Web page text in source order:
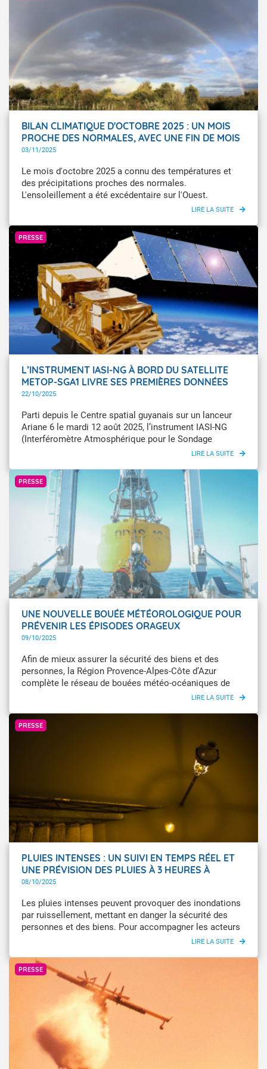
envergure, inédite pour ces territoires, pour répondre à
leurs besoins de connaissance sur le changement
climatique et soutenir les stratégies d’adaptation
locales.
BILAN CLIMATIQUE D'OCTOBRE 2025 : UN MOIS
PROCHE DES NORMALES, AVEC UNE FIN DE MOIS
AGITÉE
03/11/2025
Le mois d'octobre 2025 a connu des températures et
des précipitations proches des normales.
L'ensoleillement a été excédentaire sur l'Ouest.
PRESSE
CNES/ill./REGY Michel
L’INSTRUMENT IASI-NG À BORD DU SATELLITE
METOP-SGA1 LIVRE SES PREMIÈRES DONNÉES
22/10/2025
Parti depuis le Centre spatial guyanais sur un lanceur
Ariane 6 le mardi 12 août 2025, l’instrument IASI-NG
(Interféromètre Atmosphérique pour le Sondage
Infrarouge Nouvelle génération) qui équipe le satellite
mesures de sondage de l‘atmosphère.
PRESSE
Météo-France / Eddy Duluc
UNE NOUVELLE BOUÉE MÉTÉOROLOGIQUE POUR
PRÉVENIR LES ÉPISODES ORAGEUX
09/10/2025
Afin de mieux assurer la sécurité des biens et des
personnes, la Région Provence-Alpes-Côte d’Azur
complète le réseau de bouées météo-océaniques de
Météo-France en Méditerranée. En complément de
financées par l’État pour le suivi des phénomènes, la
Région renforce ce réseau afin de mieux prendre en
compte les enjeux de sécurité météorologique des
personnes et des biens matériels en Provence-Alpes-
PRESSE
L'Œil du Climat / François A.
PLUIES INTENSES : UN SUIVI EN TEMPS RÉEL ET
UNE PRÉVISION DES PLUIES À 3 HEURES À
L'ÉCHELLE DES COMMUNES
08/10/2025
Les pluies intenses peuvent provoquer des inondations
par ruissellement, mettant en danger la sécurité des
personnes et des biens. Pour accompagner les acteurs
locaux dans la gestion de crise, Météo-France propose,
temps réel les cumuls de précipitations et d’en mesurer
le caractère exceptionnel. Aujourd’hui, cet outil
s’enrichit d’une nouvelle fonctionnalité : la prévision des
pluies pour les trois prochaines heures à l’échelle
communale, pour renforcer l’aide à la décision en
situation de crise.
PRESSE
GettyImages